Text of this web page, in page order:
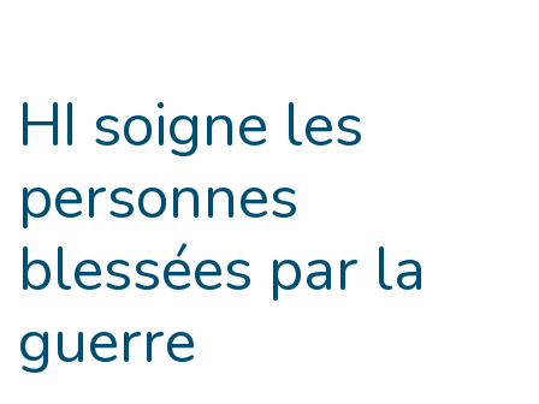
HI soigne les
personnes
blessées par la
guerre